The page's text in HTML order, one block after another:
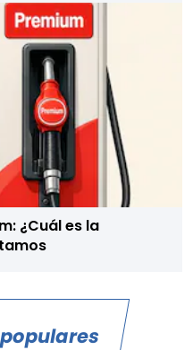
¿Cuál es la